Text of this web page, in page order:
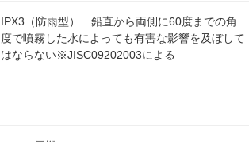
IPX3（防雨型）…鉛直から両側に60度までの角
度で噴霧した水によっても有害な影響を及ぼして
はならない※JISC09202003による